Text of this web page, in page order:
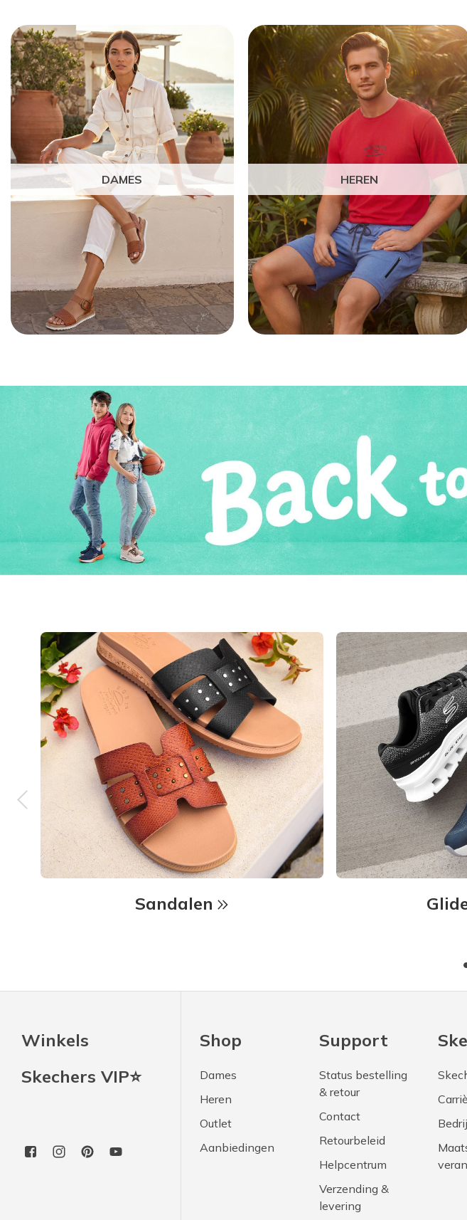
DAMES HEREN
Sandalen
Winkels
Skechers VIP⭐
Shop
Dames
Heren
Outlet
Aanbiedingen
Support
Status bestelling
& retour
Contact
Retourbeleid
Helpcentrum
Verzending &
levering